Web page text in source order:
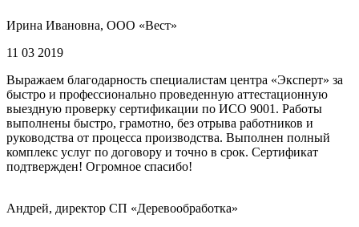
Ирина Ивановна, ООО «Вест»
11 03 2019
Выражаем благодарность специалистам центра «Эксперт» за
быстро и профессионально проведенную аттестационную
выездную проверку сертификации по ИСО 9001. Работы
выполнены быстро, грамотно, без отрыва работников и
руководства от процесса производства. Выполнен полный
комплекс услуг по договору и точно в срок. Сертификат
подтвержден! Огромное спасибо!
Андрей, директор СП «Деревообработка»